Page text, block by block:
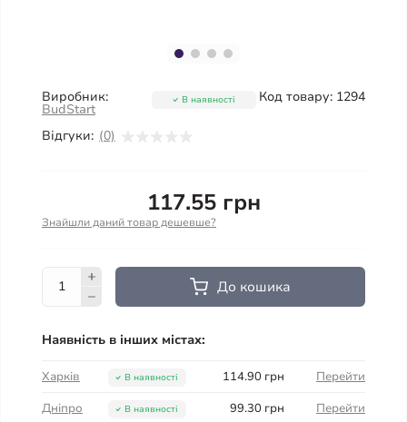
Виробник:
BudStart
Код товару: 1294
Відгуки: (0)
В наявності
117.55 грн
Знайшли даний товар дешевше?
До кошика
Наявність в інших містах:
Харків В наявності 114.90 грн
Перейти
Дніпро
В наявності 99.30 грн Перейти